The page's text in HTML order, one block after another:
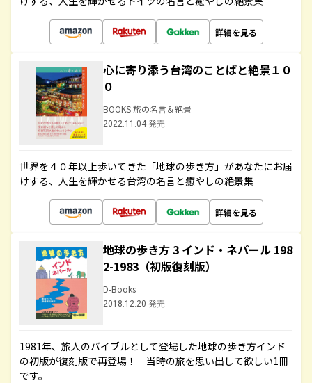
詳細を見る
心に寄り添う台湾のことばと絶景１０
０
BOOKS 旅の名言＆絶景
2022.11.04 発売
世界を４０年以上歩いてきた「地球の歩き方」があなたにお届
けする、人生を輝かせる台湾の名言と癒やしの絶景集
詳細を見る
地球の歩き方 3 インド・ネパール 198
2-1983（初版復刻版）
D-Books
2018.12.20 発売
1981年、旅人のバイブルとして登場した地球の歩き方インド
の初版が復刻版で再登場！ 当時の旅を思い出して欲しい1冊
です。